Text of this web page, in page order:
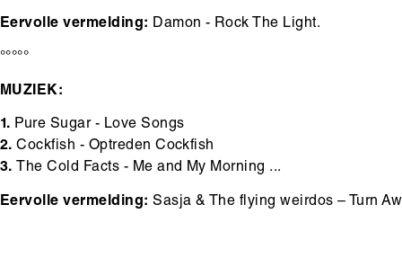
Eervolle vermelding: Damon - Rock The Light.
°°°°°
MUZIEK:
1. Pure Sugar - Love Songs
2. Cockfish - Optreden Cockfish
3. The Cold Facts - Me and My Morning ...
Eervolle vermelding:Sasja & The flying weirdos – Turn